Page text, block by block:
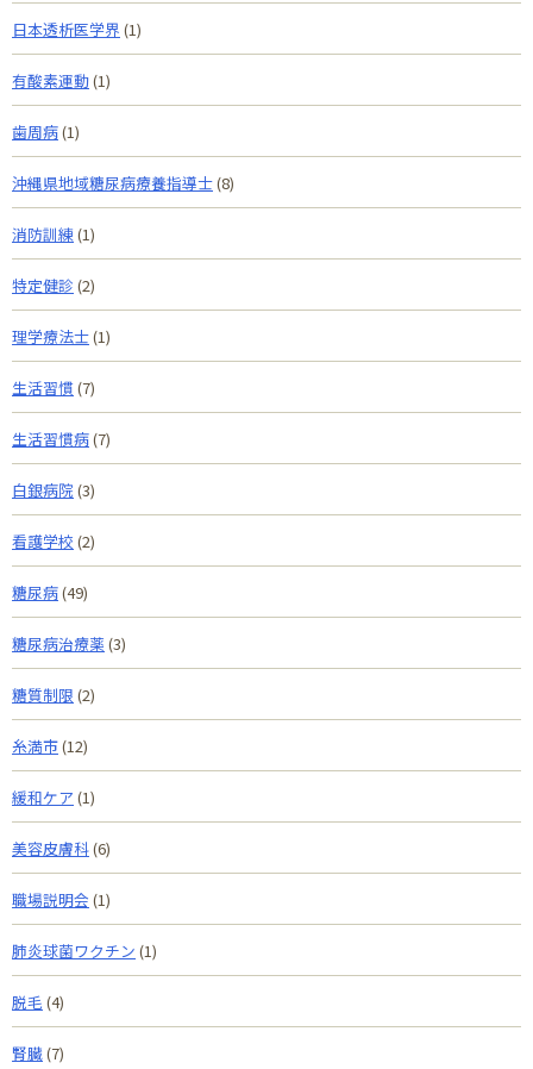
日本透析医学界 (1)
有酸素運動(1)
歯周病(1)
沖縄県地域糖尿病療養指導士(8)
消防訓練 (1)
特定健診 (2)
理学療法士(1)
生活習慣(7)
生活習慣病(7)
白銀病院 (3)
看護学校 (2)
糖尿病(49)
糖尿病治療薬 (3)
糖質制限 (2)
糸満市(12)
緩和ケア (1)
美容皮膚科(6)
職場説明会 (1)
肺炎球菌ワクチン (1)
脱毛 (4)
腎臓(7)